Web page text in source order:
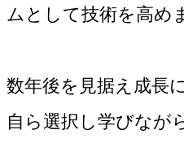
ムとして技術を高め
数年後を見据え成長
自ら選択し学びなが